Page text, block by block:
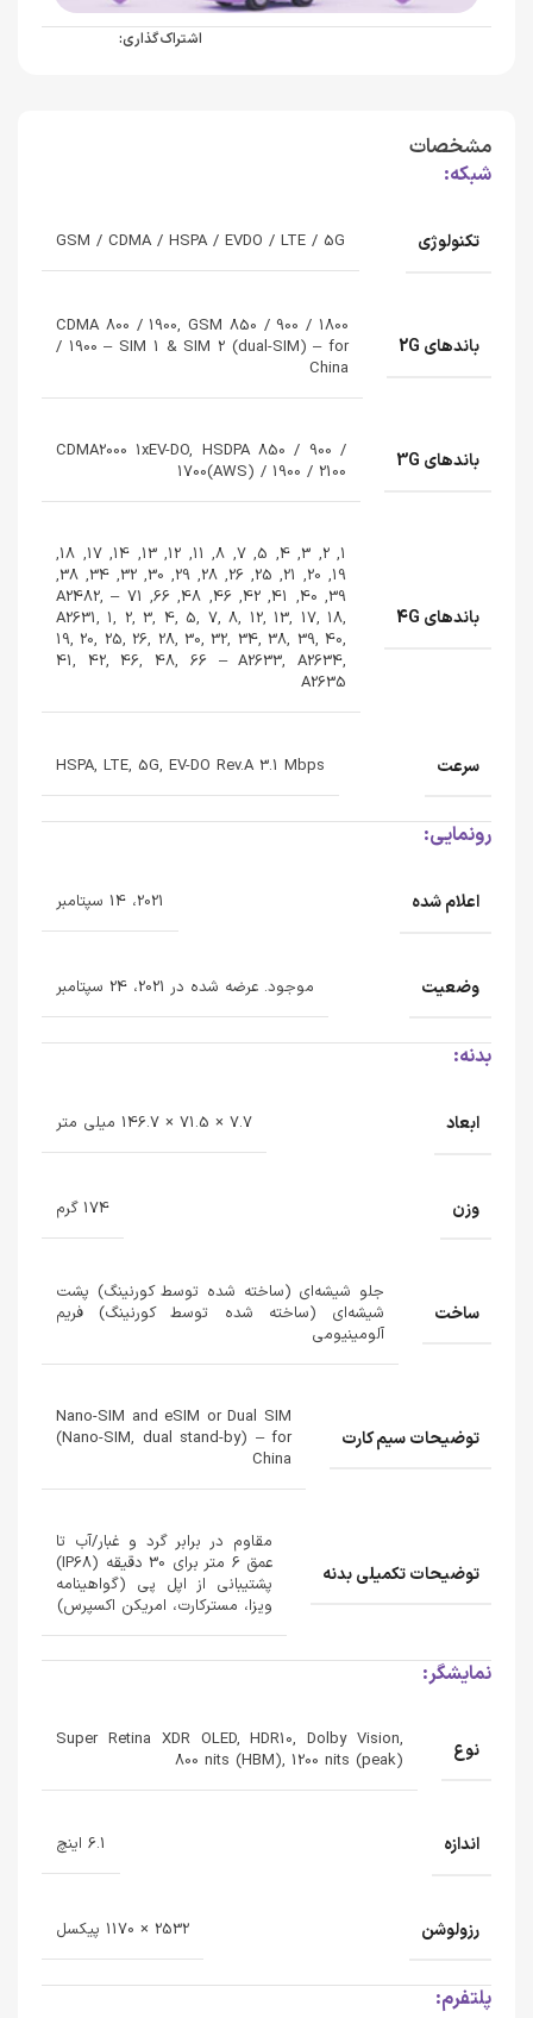
اشتراک گذاری:
مشخصات
شبکه:
تکنولوژی GSM / CDMA / HSPA / EVDO / LTE / 5G
باندهای 2G
CDMA 800 / 1900, GSM 850 / 900 / 1800
/ 1900 – SIM 1 & SIM 2 (dual-SIM) – for
China
باندهای 3G
CDMA2000 1xEV-DO, HSDPA 850 / 900 /
1700(AWS) / 1900 / 2100
باندهای 4G
1, 2, 3, 4, 5, 7, 8, 11, 12, 13, 14, 17, 18,
19, 20, 21, 25, 26, 28, 29, 30, 32, 34, 38,
39, 40, 41, 42, 46, 48, 66, 71 – A2482,
A2631, 1, 2, 3, 4, 5, 7, 8, 12, 13, 17, 18,
19, 20, 25, 26, 28, 30, 32, 34, 38, 39, 40,
41, 42, 46, 48, 66 – A2633, A2634,
A2635
سرعت HSPA, LTE, 5G, EV-DO Rev.A 3.1 Mbps
رونمایی:
اعلام شده 2021، 14 سپتامبر
وضعیت موجود. عرضه شده در 2021، 24 سپتامبر
بدنه:
ابعاد 7.7 × 71.5 × 146.7 میلی متر
وزن 174 گرم
ساخت
جلو شیشه‌ای (ساخته شده توسط کورنینگ) پشت
شیشه‌ای (ساخته شده توسط کورنینگ) فریم
آلومینیومی
توضیحات سیم کارت
Nano-SIM and eSIM or Dual SIM
(Nano-SIM, dual stand-by) – for
China
توضیحات تکمیلی بدنه
مقاوم در برابر گرد و غبار/آب تا
عمق 6 متر برای 30 دقیقه (IP68)
پشتیبانی از اپل پی (گواهینامه
ویزا، مسترکارت، امریکن اکسپرس)
نمایشگر:
نوع
Super Retina XDR OLED, HDR10, Dolby Vision,
800 nits (HBM), 1200 nits (peak)
اندازه 6.1 اینچ
رزولوشن 2532 × 1170 پیکسل
پلتفرم: